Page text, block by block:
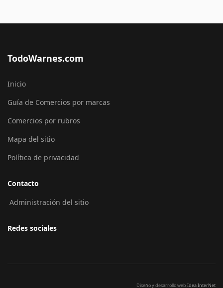
TodoWarnes.com
Inicio
Guía de Comercios por marcas
Comercios por rubros
Mapa del sitio
Política de privacidad
Contacto
Administración del sitio
Redes sociales
Diseño y desarrollo web Idea InterNet